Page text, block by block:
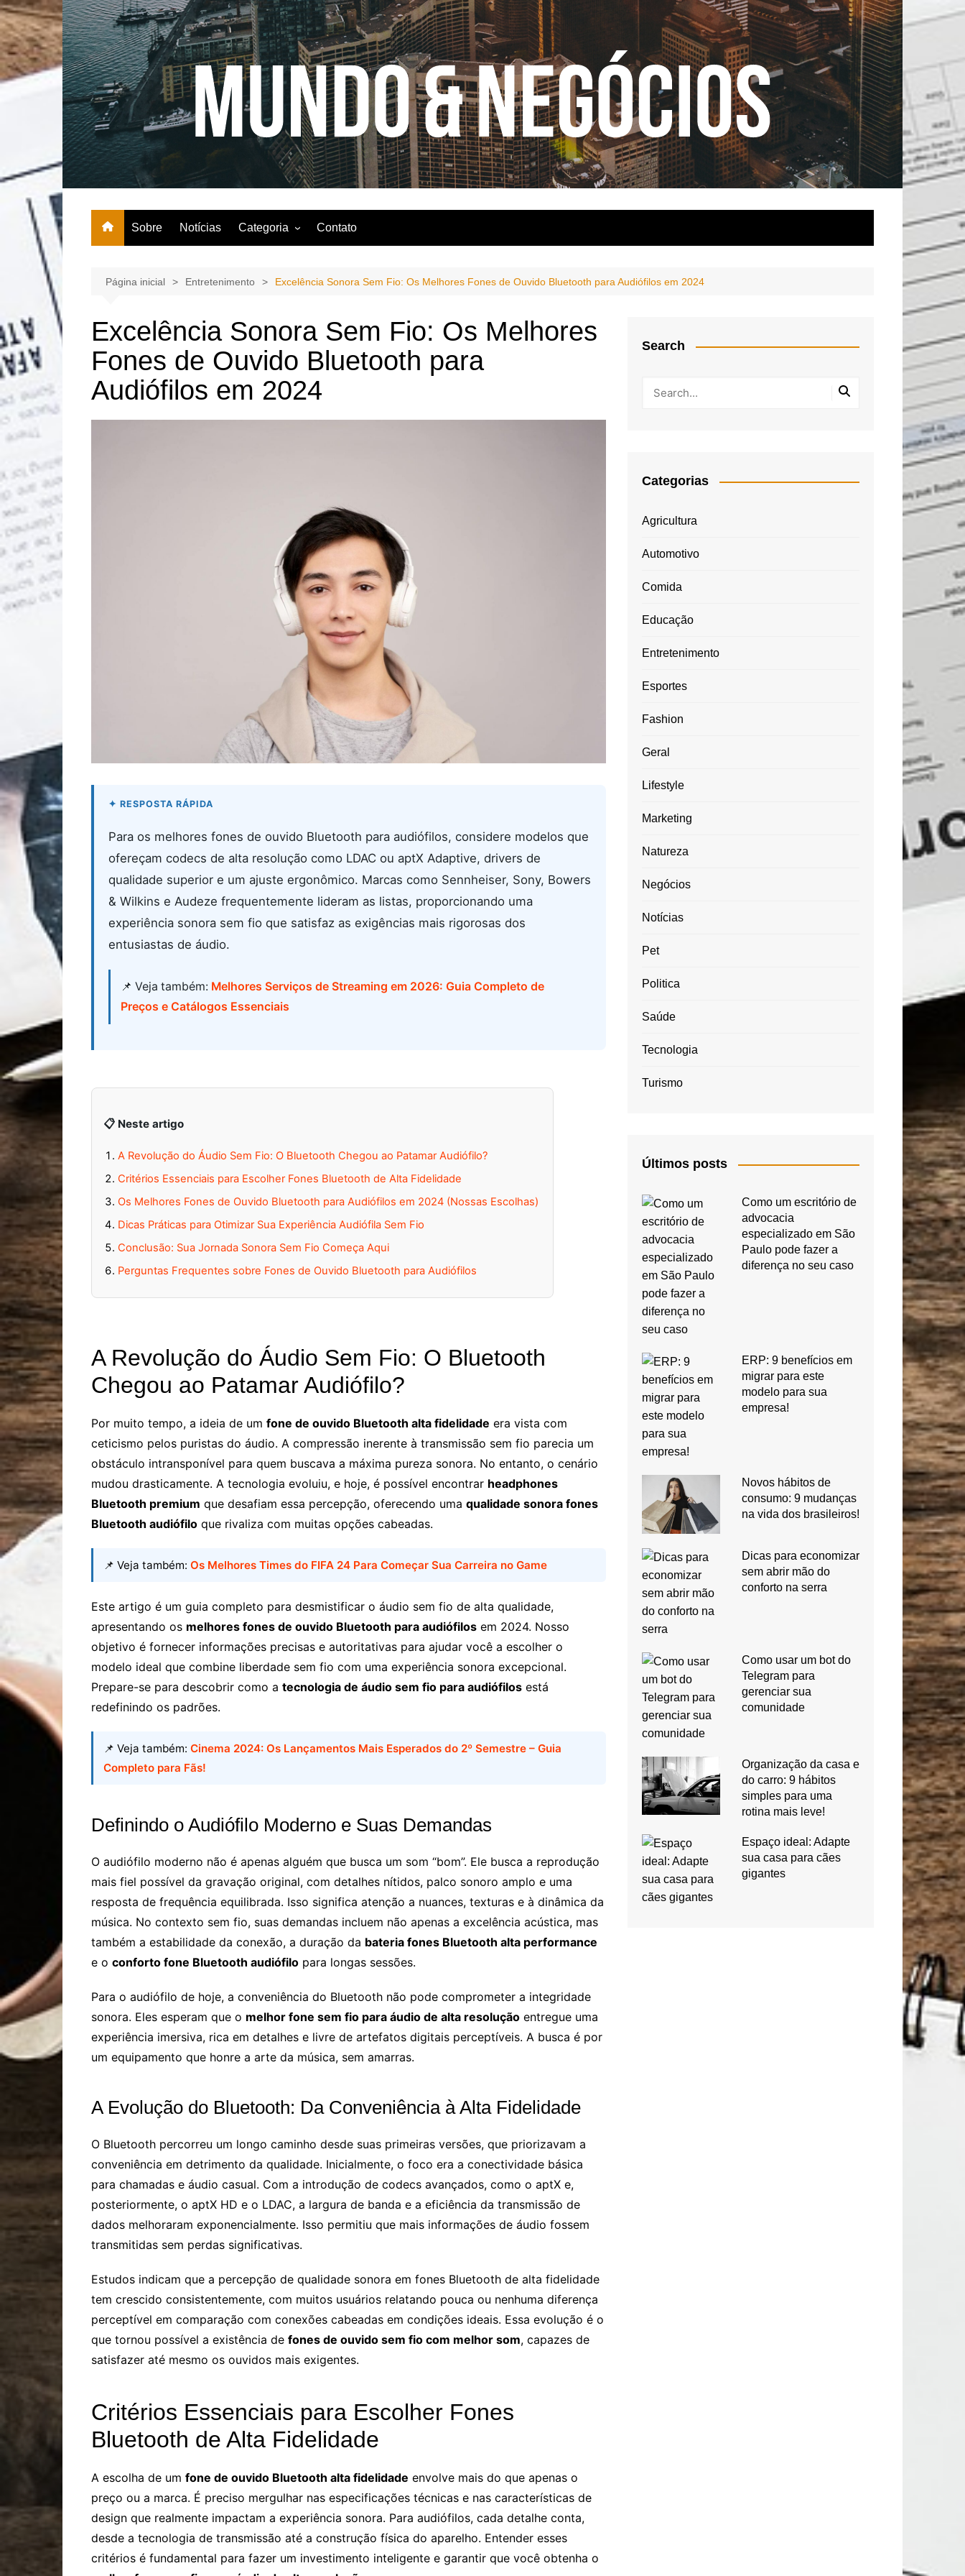
Ir
para
o
conteúdo
Sobre Notícias Categoria
Comida
Esportes
Fashion
Lifestyle
Marketing
Tecnologia
Turismo
Contato
Página inicial Entretenimento Excelência Sonora Sem Fio: Os Melhores Fones de Ouvido Bluetooth para Audiófilos em 2024
Excelência Sonora Sem Fio: Os Melhores
Fones de Ouvido Bluetooth para
Audiófilos em 2024
Para os melhores fones de ouvido Bluetooth para audiófilos, considere modelos que
ofereçam codecs de alta resolução como LDAC ou aptX Adaptive, drivers de
qualidade superior e um ajuste ergonômico. Marcas como Sennheiser, Sony, Bowers
& Wilkins e Audeze frequentemente lideram as listas, proporcionando uma
experiência sonora sem fio que satisfaz as exigências mais rigorosas dos
entusiastas de áudio.
📌 Veja também: Melhores Serviços de Streaming em 2026: Guia Completo de
Preços e Catálogos Essenciais
📋 Neste artigo
A Revolução do Áudio Sem Fio: O Bluetooth Chegou ao Patamar Audiófilo?
Critérios Essenciais para Escolher Fones Bluetooth de Alta Fidelidade
Os Melhores Fones de Ouvido Bluetooth para Audiófilos em 2024 (Nossas Escolhas)
Dicas Práticas para Otimizar Sua Experiência Audiófila Sem Fio
Conclusão: Sua Jornada Sonora Sem Fio Começa Aqui
Perguntas Frequentes sobre Fones de Ouvido Bluetooth para Audiófilos
A Revolução do Áudio Sem Fio: O Bluetooth
Chegou ao Patamar Audiófilo?
Por muito tempo, a ideia de um fone de ouvido Bluetooth alta fidelidade era vista com
ceticismo pelos puristas do áudio. A compressão inerente à transmissão sem fio parecia um
obstáculo intransponível para quem buscava a máxima pureza sonora. No entanto, o cenário
mudou drasticamente. A tecnologia evoluiu, e hoje, é possível encontrar headphones
Bluetooth premium que desafiam essa percepção, oferecendo uma qualidade sonora fones
Bluetooth audiófilo que rivaliza com muitas opções cabeadas.
📌 Veja também: Os Melhores Times do FIFA 24 Para Começar Sua Carreira no Game
Este artigo é um guia completo para desmistificar o áudio sem fio de alta qualidade,
apresentando os melhores fones de ouvido Bluetooth para audiófilos em 2024. Nosso
objetivo é fornecer informações precisas e autoritativas para ajudar você a escolher o
modelo ideal que combine liberdade sem fio com uma experiência sonora excepcional.
Prepare-se para descobrir como a tecnologia de áudio sem fio para audiófilos está
redefinindo os padrões.
📌 Veja também: Cinema 2024: Os Lançamentos Mais Esperados do 2º Semestre – Guia
Completo para Fãs!
Definindo o Audiófilo Moderno e Suas Demandas
O audiófilo moderno não é apenas alguém que busca um som “bom”. Ele busca a reprodução
mais fiel possível da gravação original, com detalhes nítidos, palco sonoro amplo e uma
resposta de frequência equilibrada. Isso significa atenção a nuances, texturas e à dinâmica da
música. No contexto sem fio, suas demandas incluem não apenas a excelência acústica, mas
também a estabilidade da conexão, a duração da bateria fones Bluetooth alta performance
e o conforto fone Bluetooth audiófilo para longas sessões.
Para o audiófilo de hoje, a conveniência do Bluetooth não pode comprometer a integridade
sonora. Eles esperam que o melhor fone sem fio para áudio de alta resolução entregue uma
experiência imersiva, rica em detalhes e livre de artefatos digitais perceptíveis. A busca é por
um equipamento que honre a arte da música, sem amarras.
A Evolução do Bluetooth: Da Conveniência à Alta Fidelidade
O Bluetooth percorreu um longo caminho desde suas primeiras versões, que priorizavam a
conveniência em detrimento da qualidade. Inicialmente, o foco era a conectividade básica
para chamadas e áudio casual. Com a introdução de codecs avançados, como o aptX e,
posteriormente, o aptX HD e o LDAC, a largura de banda e a eficiência da transmissão de
dados melhoraram exponencialmente. Isso permitiu que mais informações de áudio fossem
transmitidas sem perdas significativas.
Estudos indicam que a percepção de qualidade sonora em fones Bluetooth de alta fidelidade
tem crescido consistentemente, com muitos usuários relatando pouca ou nenhuma diferença
perceptível em comparação com conexões cabeadas em condições ideais. Essa evolução é o
que tornou possível a existência de fones de ouvido sem fio com melhor som, capazes de
satisfazer até mesmo os ouvidos mais exigentes.
Critérios Essenciais para Escolher Fones
Bluetooth de Alta Fidelidade
A escolha de um fone de ouvido Bluetooth alta fidelidade envolve mais do que apenas o
preço ou a marca. É preciso mergulhar nas especificações técnicas e nas características de
design que realmente impactam a experiência sonora. Para audiófilos, cada detalhe conta,
desde a tecnologia de transmissão até a construção física do aparelho. Entender esses
critérios é fundamental para fazer um investimento inteligente e garantir que você obtenha o
Search
Categorias
Agricultura
Automotivo
Comida
Educação
Entretenimento
Esportes
Fashion
Geral
Lifestyle
Marketing
Natureza
Negócios
Notícias
Pet
Politica
Saúde
Tecnologia
Turismo
Últimos posts
Como um escritório de
advocacia
especializado em São
Paulo pode fazer a
diferença no seu caso
ERP: 9 benefícios em
migrar para este
modelo para sua
empresa!
Novos hábitos de
consumo: 9 mudanças
na vida dos brasileiros!
Dicas para economizar
sem abrir mão do
conforto na serra
Como usar um bot do
Telegram para
gerenciar sua
comunidade
Organização da casa e
do carro: 9 hábitos
simples para uma
rotina mais leve!
Espaço ideal: Adapte
sua casa para cães
gigantes